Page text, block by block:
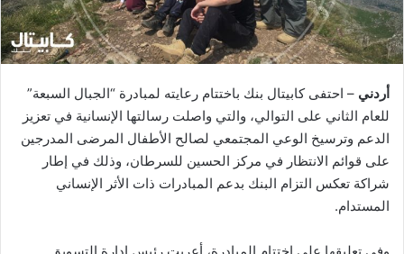
أردني – احتفى كابيتال بنك باختتام رعايته لمبادرة “الجبال السبعة”
للعام الثاني على التوالي، والتي واصلت رسالتها الإنسانية في تعزيز
الدعم وترسيخ الوعي المجتمعي لصالح الأطفال المرضى المدرجين
على قوائم الانتظار في مركز الحسين للسرطان، وذلك في إطار
شراكة تعكس التزام البنك بدعم المبادرات ذات الأثر الإنساني
المستدام.